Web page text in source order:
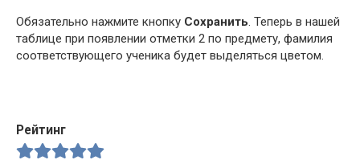
Обязательно нажмите кнопку Сохранить. Теперь в нашей
таблице при появлении отметки 2 по предмету, фамилия
соответствующего ученика будет выделяться цветом.
Рейтинг